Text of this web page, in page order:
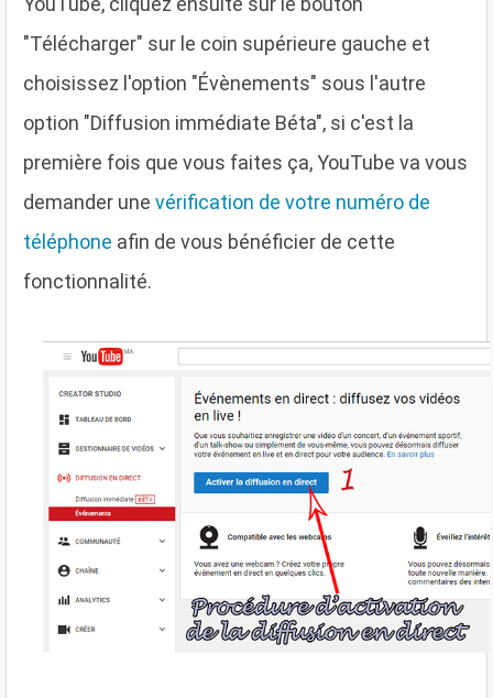
"Télécharger" sur le coin supérieure gauche et
choisissez l'option "Évènements" sous l'autre
option "Diffusion immédiate Béta", si c'est la
première fois que vous faites ça, YouTube va vous
demander une vérification de votre numéro de
téléphone afin de vous bénéficier de cette
fonctionnalité.